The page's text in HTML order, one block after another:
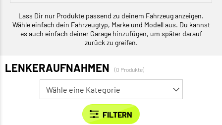
Lass Dir nur Produkte passend zu deinem Fahrzeug anzeigen.
Wähle einfach dein Fahrzeugtyp, Marke und Modell aus. Du kannst
es auch einfach deiner Garage hinzufügen, um später darauf
zurück zu greifen.
LENKERAUFNAHMEN (0 Produkte)